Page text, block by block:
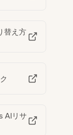
替え方
AIリサ